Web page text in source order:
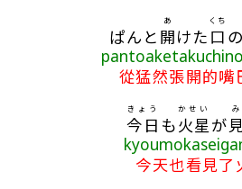
ぱんと 開
あ
けた 口
くち
の
從猛然張開的嘴
今日
きょう
も火星
かせい
が
み
今天也看見了